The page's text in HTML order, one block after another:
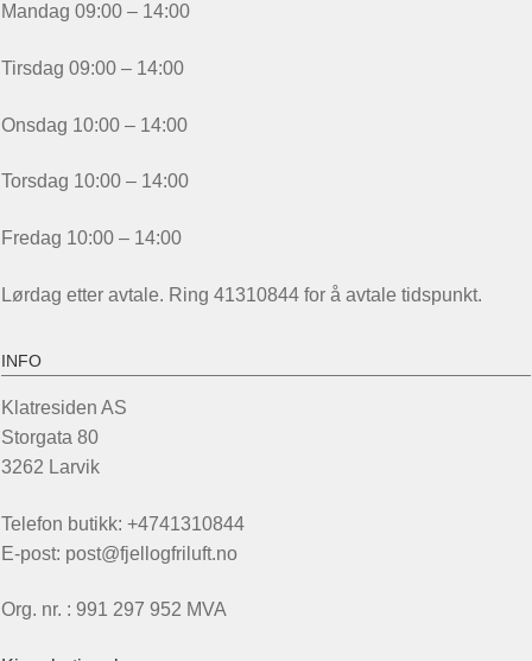
Mandag 09:00 – 14:00
Tirsdag 09:00 – 14:00
Onsdag 10:00 – 14:00
Torsdag 10:00 – 14:00
Fredag 10:00 – 14:00
Lørdag etter avtale. Ring 41310844 for å avtale tidspunkt.
INFO
Klatresiden AS
Storgata 80
3262 Larvik
Telefon butikk: +4741310844
E-post: post@fjellogfriluft.no
Org. nr. : 991 297 952 MVA